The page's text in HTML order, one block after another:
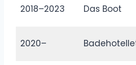
2018–2023 Das Boot
2020–